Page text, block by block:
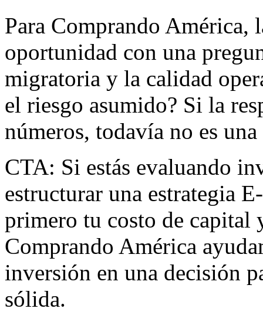
Para Comprando América,
oportunidad con una
migratoria y la calidad
el riesgo asumido? Si la
números, todavía no es
CTA: Si estás evaluando
estructurar una estrategia
primero tu costo de capital
Comprando América
inversión en una decisión
sólida.